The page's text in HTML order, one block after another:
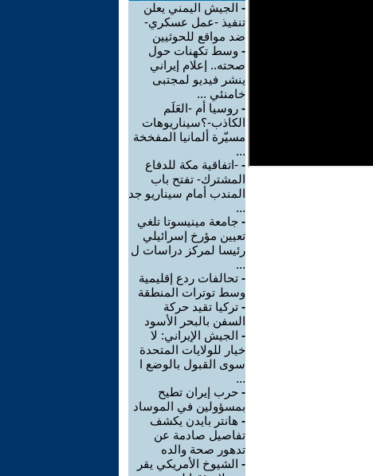
- الجيش اليمني يعلن
تنفيذ -عمل عسكري-
ضد مواقع للحوثيين
- وسط تكهنات حول
صحته.. إعلام إيراني
ينشر فيديو لمجتبى
خامنئي ...
- روسيا أم -العَلَم
الكاذب-؟سيناريوهات
مسيّرة ألمانيا المفخخة
...
- -اتفاقية مكة للدفاع
المشترك- تفتح باب
المندب أمام سيناريو جد
...
- جامعة مينيسوتا تلغي
تعيين مؤرخ إسرائيلي
رئيسا لمركز دراسات ل
...
- تحالفات ردع إقليمية
وسط توترات المنطقة
- تركيا تقيد حركة
السفن بالبحر الأسود
- الجيش الإيراني: لا
خيار للولايات المتحدة
سوى القبول بالوضع ا
...
- حرب إيران تطيح
بمسؤولين في الموساد
- هانتر بايدن يكشف
تفاصيل صادمة عن
تدهور صحة والده
- الشيوخ الأمريكي يقر